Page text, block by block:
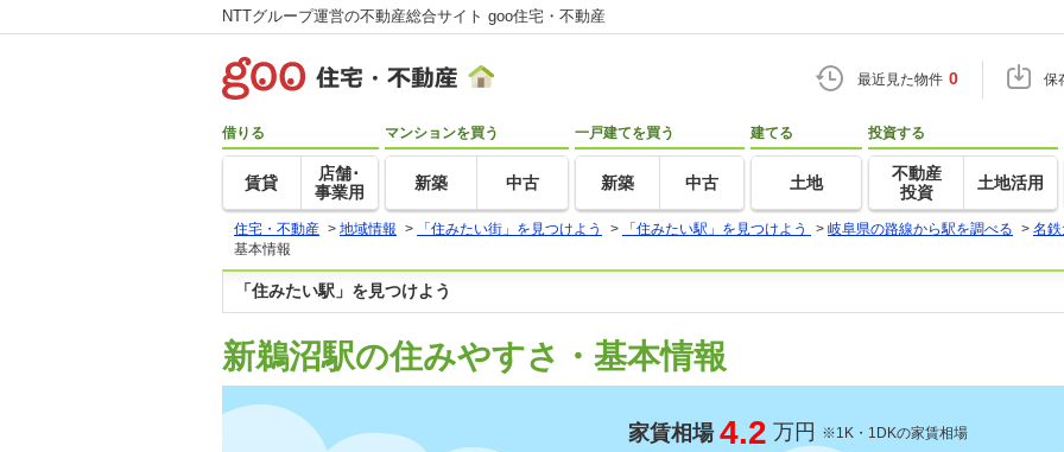
NTTグループ運営の不動産総合サイト goo住宅・不動産
最近見た物件 0 保
借りる
賃貸
店舗･
事業用
マンションを買う
新築 中古
一戸建てを買う
新築 中古
建てる
土地
投資する
不動産
投資
土地活用
住宅・不動産 > 地域情報 > 「住みたい街」を見つけよう > 「住みたい駅」を見つけよう > 岐阜県の路線から駅を調べる > 名
基本情報
「住みたい駅」を見つけよう
新鵜沼駅の住みやすさ・基本情報
家賃相場 4.2 万円 ※1K・1DKの家賃相場